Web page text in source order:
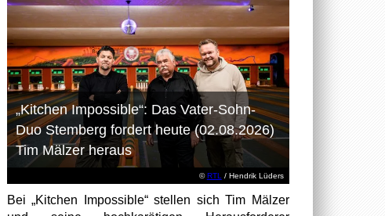
©RTL/ Hendrik Lüders
„Kitchen Impossible“: Das Vater-Sohn-
Duo Stemberg fordert heute (02.08.2026)
Tim Mälzer heraus
Bei „Kitchen Impossible“ stellen sich Tim Mälzer